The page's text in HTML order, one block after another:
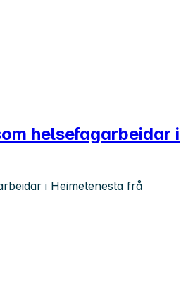
helsefagarbeidar i
i Heimetenesta frå